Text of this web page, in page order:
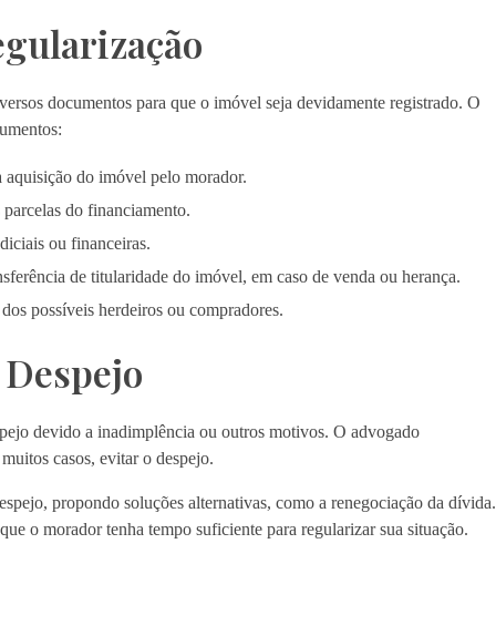
documentos para que o imóvel seja devidamente registrado. O
do imóvel pelo morador.
do financiamento.
ou financeiras.
de titularidade do imóvel, em caso de venda ou herança.
possíveis herdeiros ou compradores.
devido a inadimplência ou outros motivos. O advogado
casos, evitar o despejo.
propondo soluções alternativas, como a renegociação da dívida.
o morador tenha tempo suficiente para regularizar sua situação.